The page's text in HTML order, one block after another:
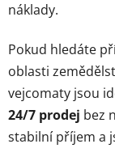
náklady.
Pokud hledáte
oblasti
vejcomaty jsou
24/7 prodej bez
stabilní příjem a